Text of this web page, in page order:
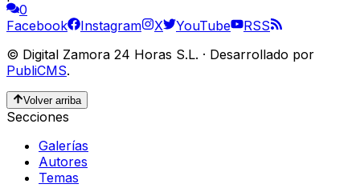
0
Facebook
Instagram X YouTube
RSS
© Digital Zamora 24 Horas S.L. · Desarrollado por
PubliCMS.
Volver arriba
Secciones
Galerías
Autores
Temas